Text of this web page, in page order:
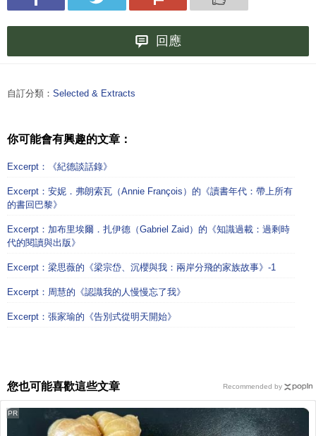
回應
自訂分類： Selected & Extracts
你可能會有興趣的文章：
Excerpt：《紀德談話錄》
Excerpt：安妮．弗朗索瓦（Annie François）的《讀書年代：帶上所有
的書回巴黎》
Excerpt：加布里埃爾．扎伊德（Gabriel Zaid）的《知識過載：過剩時
代的閱讀與出版》
Excerpt：梁思薇的《梁宗岱、沉櫻與我：兩岸分飛的家族故事》-1
Excerpt：周慧的《認識我的人慢慢忘了我》
Excerpt：張家瑜的《告別式從明天開始》
您也可能喜歡這些文章
PR
Recommended by